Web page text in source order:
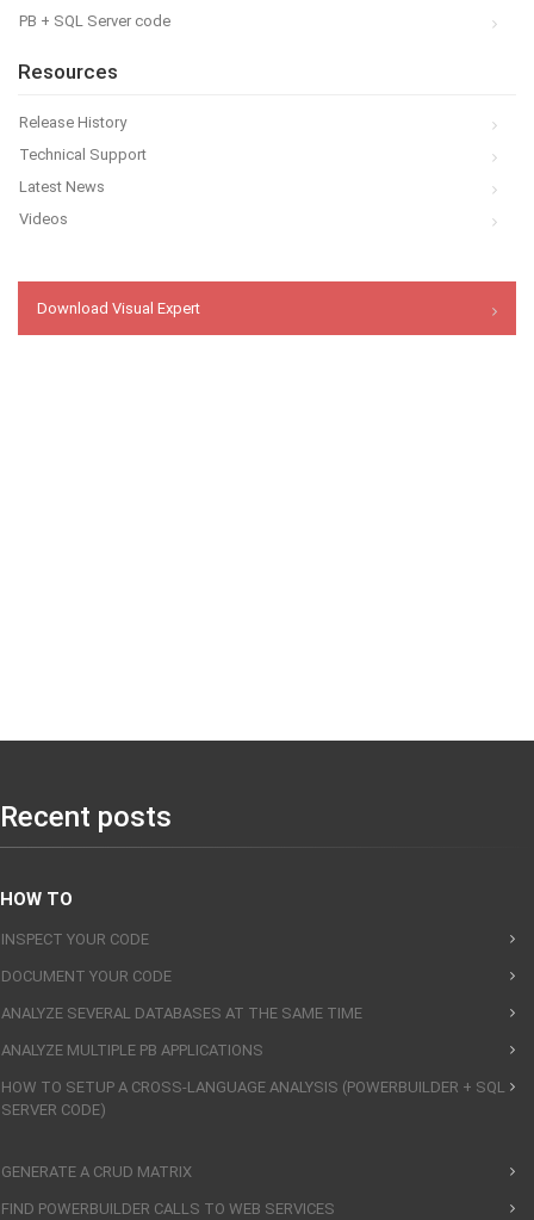
PB + SQL Server code
Resources
Release History
Technical Support
Latest News
Videos
Download Visual Expert
Recent posts
HOW TO
INSPECT YOUR CODE
DOCUMENT YOUR CODE
ANALYZE SEVERAL DATABASES AT THE SAME TIME
ANALYZE MULTIPLE PB APPLICATIONS
HOW TO SETUP A CROSS-LANGUAGE ANALYSIS (POWERBUILDER + SQL
SERVER CODE)
GENERATE A CRUD MATRIX
FIND POWERBUILDER CALLS TO WEB SERVICES